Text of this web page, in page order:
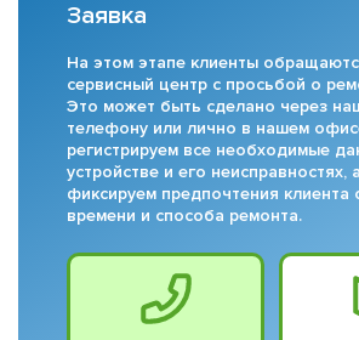
Заявка
На этом этапе клиенты
сервисный центр с просьбой о
Это может быть сделано через
телефону или лично в нашем
регистрируем все необходимые
устройстве и его неисправностях,
фиксируем предпочтения клиента
времени и способа ремонта.